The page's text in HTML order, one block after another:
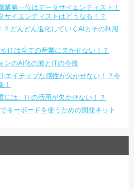
業第一位はデータサイエンティスト！
サイエンティストはどうなる！？
？どんどん進化していくAIとその利用
ITは全ての産業に欠かせない！？
ンのAI化の波とITの今後
エイティブな感性が欠かせない！？今
！
には、ITの活用が欠かせない！？
キーボードを使うための開発キット